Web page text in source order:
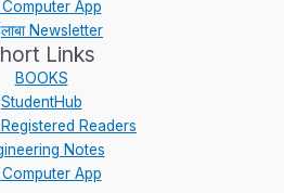
Computer App
Newsletter
Links
BOOKS
StudentHub
Readers
Notes
Computer App